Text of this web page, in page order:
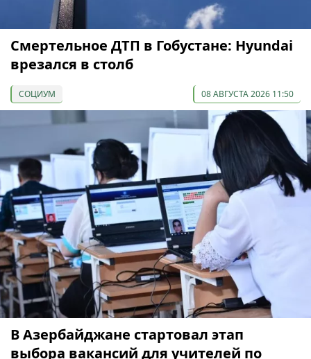
Смертельное ДТП в Гобустане: Hyundai
врезался в столб
СОЦИУМ 08 АВГУСТА 2026 11:50
В Азербайджане стартовал этап
выбора вакансий для учителей по